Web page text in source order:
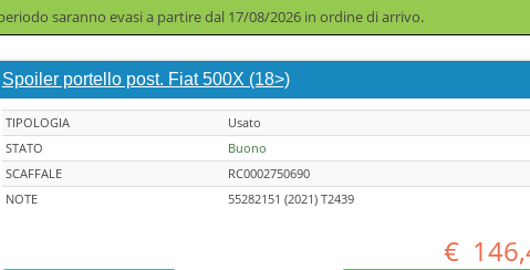
saranno evasi a partire dal 17/08/2026 in ordine di arrivo.
Spoiler portello post. Fiat 500X (18>)
TIPOLOGIA
Usato
STATO
Buono
SCAFFALE
RC0002750690
NOTE
55282151 (2021) T2439
€